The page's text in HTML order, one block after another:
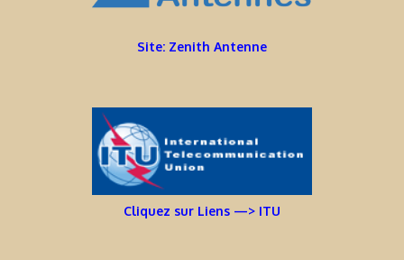
Site: Zenith Antenne
Cliquez sur Liens —> ITU